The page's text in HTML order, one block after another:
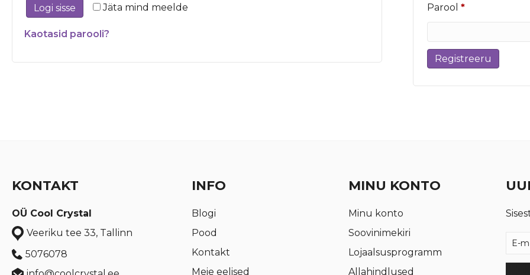
Jäta mind meelde
Logi sisse
Kaotasid parooli?
Parool*Nõutud
Registreeru
KONTAKT
OÜ Cool Crystal
Veeriku tee 33, Tallinn
5076078
INFO
Blogi
Pood
Kontakt
Meie eelised
MINU KONTO
Minu konto
Soovinimekiri
Lojaalsusprogramm
Allahindlused